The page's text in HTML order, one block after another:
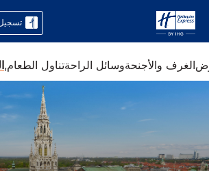
الغرف والأجنحةوسائل الراحةتناول الطعام,